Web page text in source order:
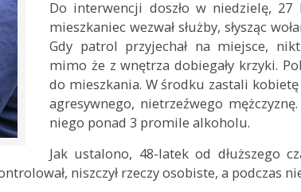
Do interwencji doszło w niedzielę, 27
mieszkaniec wezwał służby, słysząc
Gdy patrol przyjechał na miejsce,
mimo że z wnętrza dobiegały krzyki.
do mieszkania. W środku zastali
agresywnego, nietrzeźwego
niego ponad 3 promile alkoholu.
Jak ustalono, 48-latek od dłuższego
niszczył rzeczy osobiste, a podczas